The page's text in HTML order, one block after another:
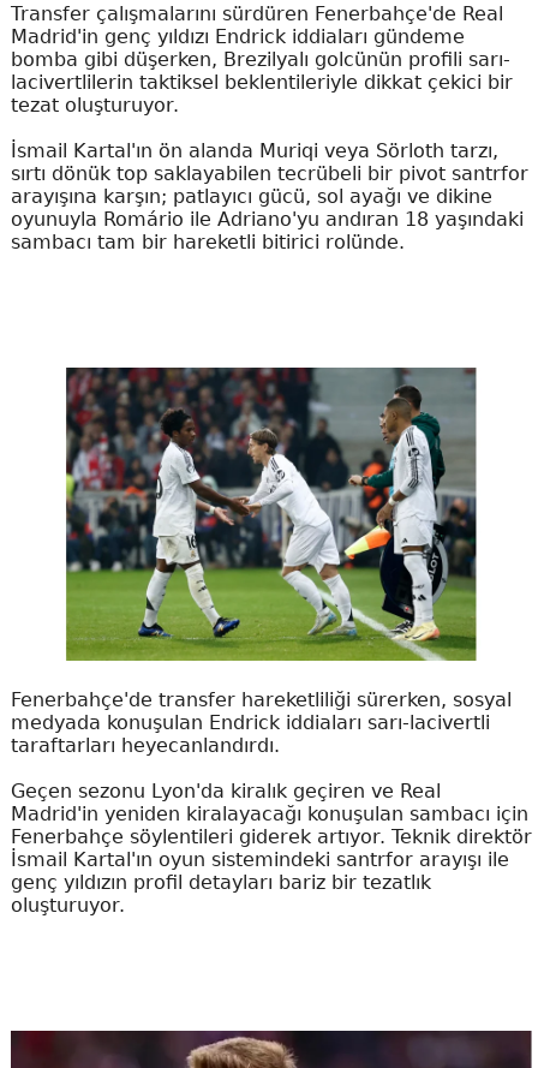
Transfer çalışmalarını sürdüren Fenerbahçe'de Real
Madrid'in genç yıldızı Endrick iddiaları gündeme
bomba gibi düşerken, Brezilyalı golcünün profili sarı-
lacivertlilerin taktiksel beklentileriyle dikkat çekici bir
tezat oluşturuyor.
İsmail Kartal'ın ön alanda Muriqi veya Sörloth tarzı,
sırtı dönük top saklayabilen tecrübeli bir pivot santrfor
arayışına karşın; patlayıcı gücü, sol ayağı ve dikine
oyunuyla Romário ile Adriano'yu andıran 18 yaşındaki
sambacı tam bir hareketli bitirici rolünde.
Fenerbahçe'de transfer hareketliliği sürerken, sosyal
medyada konuşulan Endrick iddiaları sarı-lacivertli
taraftarları heyecanlandırdı.
Geçen sezonu Lyon'da kiralık geçiren ve Real
Madrid'in yeniden kiralayacağı konuşulan sambacı için
Fenerbahçe söylentileri giderek artıyor. Teknik direktör
İsmail Kartal'ın oyun sistemindeki santrfor arayışı ile
genç yıldızın profil detayları bariz bir tezatlık
oluşturuyor.